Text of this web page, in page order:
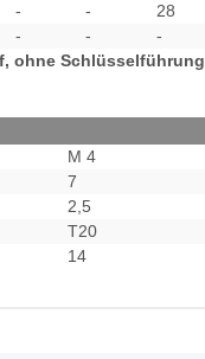
- - 28
- - -
ohne Schlüsselführung
M 4
7
2,5
T20
14